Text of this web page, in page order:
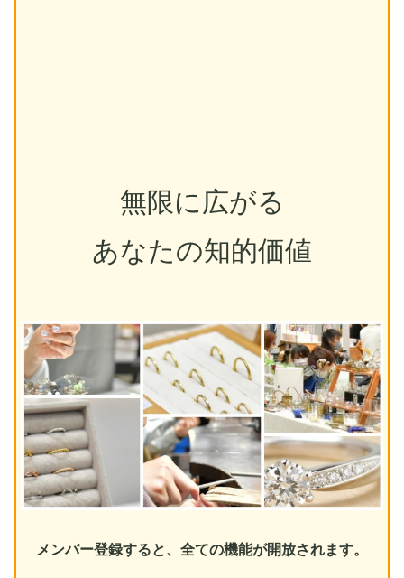
無限に広がる
あなたの知的価値
メンバー登録すると、全ての機能が開放されます。